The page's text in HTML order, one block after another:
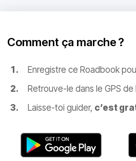
Comment ça marche ?
Enregistre ce Roadbook
Retrouve-le dans le GPS de
Laisse-toi guider, c’est